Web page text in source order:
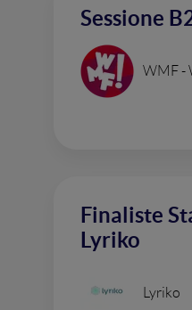
Sessione
WMF -
Finaliste
Lyriko
Lyriko